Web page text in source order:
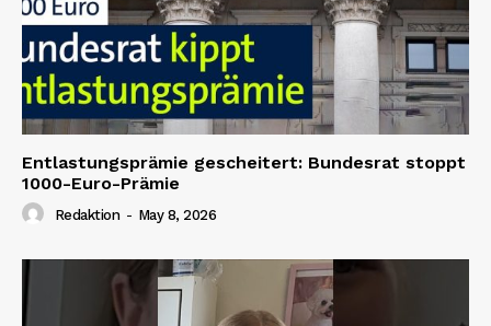
Entlastungsprämie gescheitert: Bundesrat stoppt
1000-Euro-Prämie
Redaktion - May 8, 2026